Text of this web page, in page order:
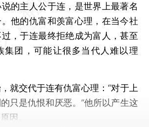
的主人公于连，是世界上最著名
他的仇富和羡富心理，在当今社
，于连最终拒绝成为富人，甚至
集团，可能让很多当代人难以理
交代于连有仇富心理：“对于上
只是仇恨和厌恶。”他所以产生这
因。